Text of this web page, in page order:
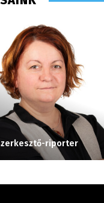
riporter